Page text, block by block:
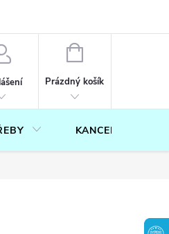
NÁKUPNÍ
Prázdný košík
KANCELÁŘ